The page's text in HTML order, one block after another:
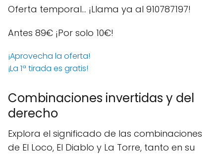
Oferta temporal… ¡Llama ya al 910787197!
Antes 89€ ¡Por solo 10€!
¡Aprovecha la oferta!
¡La 1ª tirada es gratis!
Combinaciones invertidas y del
derecho
Explora el significado de las combinaciones
de El Loco, El Diablo y La Torre, tanto en su